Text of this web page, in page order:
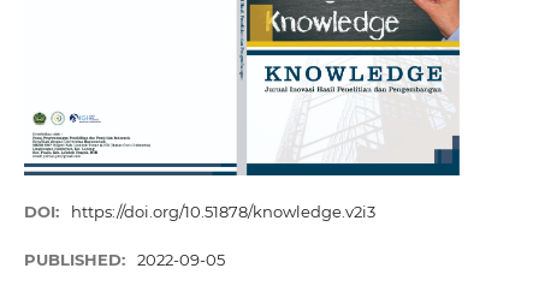
DOI: https://doi.org/10.51878/knowledge.v2i3
PUBLISHED: 2022-09-05